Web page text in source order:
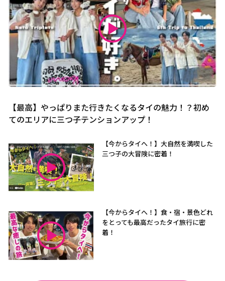
【最高】やっぱりまた行きたくなるタイの魅力！？初め
てのエリアに三つ子テンションアップ！
【今からタイへ！】大自然を満喫した
三つ子の大冒険に密着！
【今からタイへ！】食・宿・景色どれ
をとっても最高だったタイ旅行に密
着！